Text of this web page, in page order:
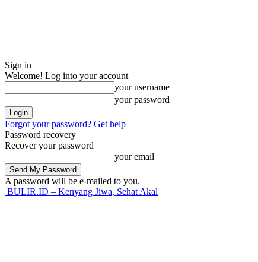
Sign in
Welcome! Log into your account
your username
your password
Forgot your password? Get help
Password recovery
Recover your password
your email
A password will be e-mailed to you.
BULIR.ID – Kenyang Jiwa, Sehat Akal